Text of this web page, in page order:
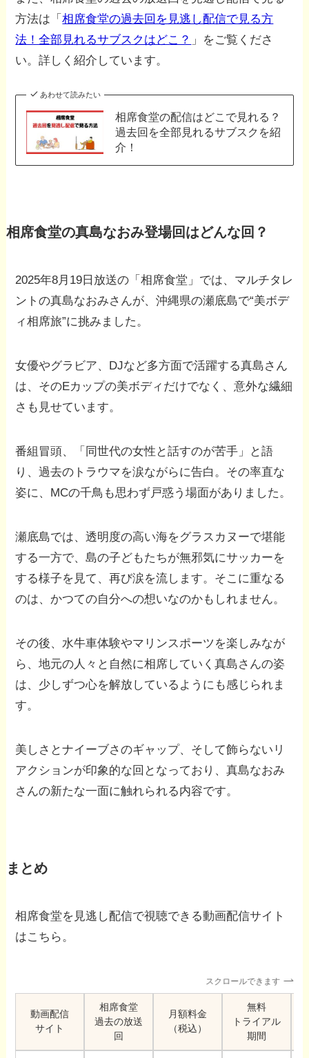
方法は「相席食堂の過去回を見逃し配信で見る方
法！全部見れるサブスクはどこ？ 」をご覧くださ
い。詳しく紹介しています。
あわせて読みたい
相席食堂の配信はどこで見れる？
過去回を全部見れるサブスクを紹
介！
相席食堂の真島なおみ登場回はどんな回？
2025年8月19日放送の「相席食堂」では、マルチタレ
ントの真島なおみさんが、沖縄県の瀬底島で“美ボデ
ィ相席旅”に挑みました。
女優やグラビア、DJなど多方面で活躍する真島さん
は、そのEカップの美ボディだけでなく、意外な繊細
さも見せています。
番組冒頭、「同世代の女性と話すのが苦手」と語
り、過去のトラウマを涙ながらに告白。その率直な
姿に、MCの千鳥も思わず戸惑う場面がありました。
瀬底島では、透明度の高い海をグラスカヌーで堪能
する一方で、島の子どもたちが無邪気にサッカーを
する様子を見て、再び涙を流します。そこに重なる
のは、かつての自分への想いなのかもしれません。
その後、水牛車体験やマリンスポーツを楽しみなが
ら、地元の人々と自然に相席していく真島さんの姿
は、少しずつ心を解放しているようにも感じられま
す。
美しさとナイーブさのギャップ、そして飾らないリ
アクションが印象的な回となっており、真島なおみ
さんの新たな一面に触れられる内容です。
まとめ
相席食堂を見逃し配信で視聴できる動画配信サイト
はこちら。
スクロールできます
動画配信
サイト
相席食堂
過去の放送
回
月額料金
（税込）
無料
トライアル
期間